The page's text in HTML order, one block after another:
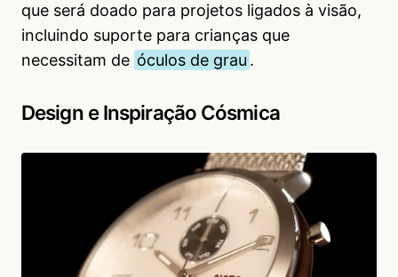
que será doado para projetos ligados à visão,
incluindo suporte para crianças que
necessitam de óculos de grau .
Design e Inspiração Cósmica